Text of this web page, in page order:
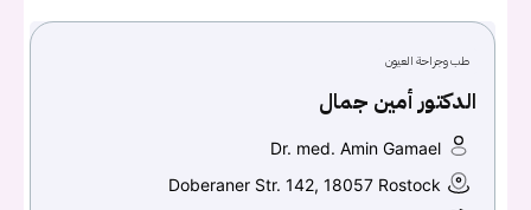
طب وجراحة العيون
الدكتور أمين جمال
Dr. med. Amin Gamael
Doberaner Str. 142, 18057 Rostock